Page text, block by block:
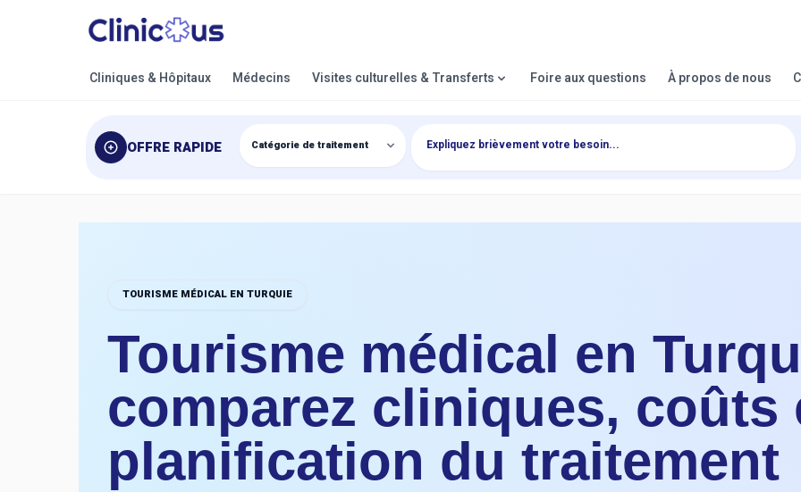
Cliniques & Hôpitaux Médecins Visites culturelles & Transferts Foire aux questions À propos de nous
OFFRE RAPIDE
TOURISME MÉDICAL EN TURQUIE
Tourisme médical en
comparez cliniques, coûts
planification du traitement